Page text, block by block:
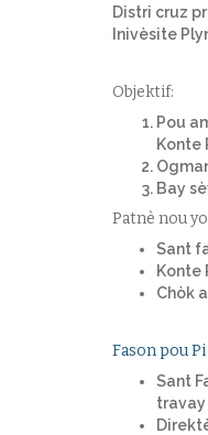
Distri cruz
Inivèsite
Objektif:
Pou
Konte
Bay
Patnè nou
Sant
Konte
Chòk
Fason pou
Sant
travay